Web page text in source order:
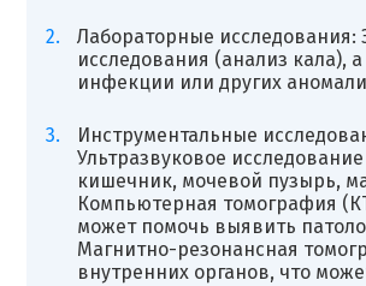
Лабораторные
исследования (анализ кала),
инфекции или других
Инструментальные
Ультразвуковое
кишечник, мочевой пузырь,
Компьютерная томография
может помочь выявить
Магнитно-резонансная
внутренних органов, что